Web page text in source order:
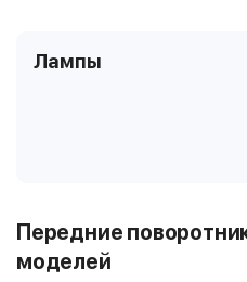
Лампы
Передние
моделей